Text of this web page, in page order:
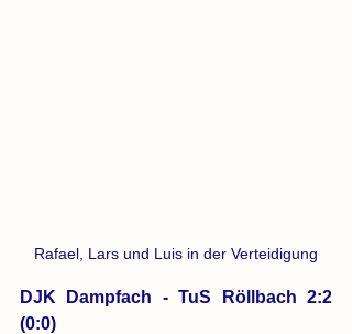
Rafael, Lars und Luis in der Verteidigung
DJK Dampfach - TuS Röllbach 2:2
(0:0)